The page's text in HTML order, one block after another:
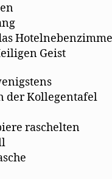
Geist
der Kollegentafel
raschelten